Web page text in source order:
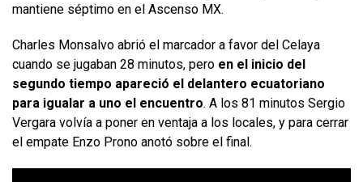
mantiene séptimo en el Ascenso MX.
Charles Monsalvo abrió el marcador a favor del Celaya
cuando se jugaban 28 minutos, pero en el inicio del
segundo tiempo apareció el delantero ecuatoriano
para igualar a uno el encuentro. A los 81 minutos Sergio
Vergara volvía a poner en ventaja a los locales, y para cerrar
el empate Enzo Prono anotó sobre el final.